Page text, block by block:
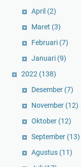
April (2)
Maret (3)
Februari (7)
Januari (9)
2022 (138)
Desember (7)
November (12)
Oktober (12)
September (13)
Agustus (11)